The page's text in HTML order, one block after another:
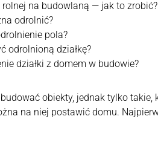
rolnej na budowlaną — jak to zrobić?
odrolnić?
pola?
odrolnioną działkę?
działki z domem w budowie?
obiekty, jednak tylko
na niej postawić domu.